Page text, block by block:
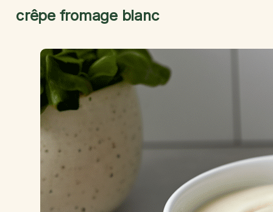
crêpe fromage blanc